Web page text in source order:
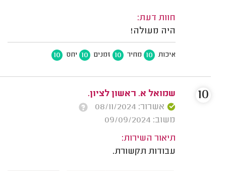
חוות דעת:
היה מעולה!
איכות 10 מחיר 10 זמנים 10 יחס 10
שמואל א. ראשון לציון.
אשרור: 08/11/2024
משוב: 09/09/2024
תיאור השירות:
עבודות תקשורת.
10